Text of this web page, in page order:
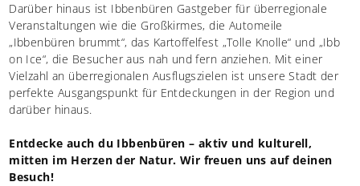
Darüber hinaus ist Ibbenbüren Gastgeber für überregionale
Veranstaltungen wie die Großkirmes, die Automeile
„Ibbenbüren brummt“, das Kartoffelfest „Tolle Knolle“ und „Ibb
on Ice“, die Besucher aus nah und fern anziehen. Mit einer
Vielzahl an überregionalen Ausflugszielen ist unsere Stadt der
perfekte Ausgangspunkt für Entdeckungen in der Region und
darüber hinaus.
Entdecke auch du Ibbenbüren – aktiv und kulturell,
mitten im Herzen der Natur. Wir freuen uns auf deinen
Besuch!